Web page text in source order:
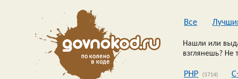
Все
Нашли или
взглянешь? Не
PHP (5714)